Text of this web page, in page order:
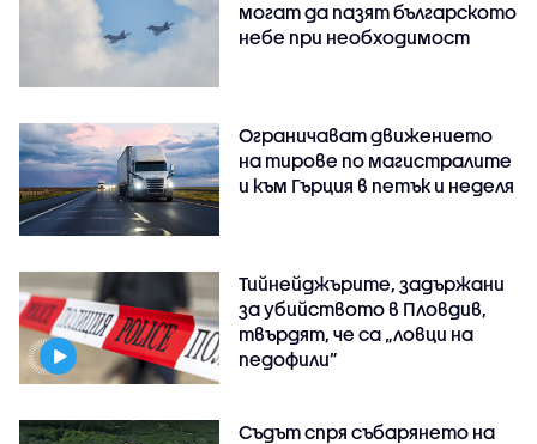
могат да пазят българското
небе при необходимост
Ограничават движението
на тирове по магистралите
и към Гърция в петък и неделя
Тийнейджърите, задържани
за убийството в Пловдив,
твърдят, че са „ловци на
педофили”
Съдът спря събарянето на